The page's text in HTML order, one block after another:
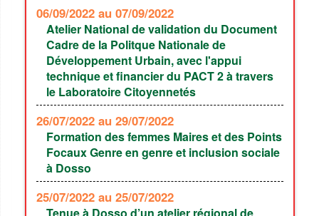
06/09/2022 au 07/09/2022
Atelier National de validation du Document
Cadre de la Politque Nationale de
Développement Urbain, avec l'appui
technique et financier du PACT 2 à travers
le Laboratoire Citoyennetés
26/07/2022 au 29/07/2022
Formation des femmes Maires et des Points
Focaux Genre en genre et inclusion sociale
à Dosso
25/07/2022 au 25/07/2022